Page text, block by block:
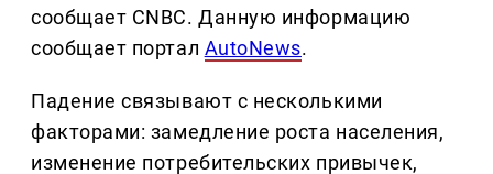
сообщает CNBC. Данную информацию
сообщает портал AutoNews.
Падение связывают с несколькими
факторами: замедление роста населения,
изменение потребительских привычек,